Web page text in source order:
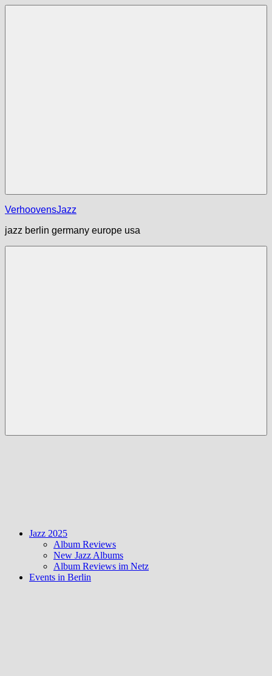
Zum
VerhoovensJazz
jazz berlin germany europe usa
Jazz 2025
Album Reviews
New Jazz Albums
Album Reviews im Netz
Events in Berlin